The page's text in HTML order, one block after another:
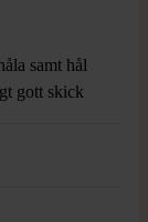
samt hål
gott skick